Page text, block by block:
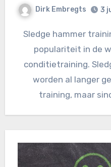
Dirk Embregts 3
Sledge hammer training wint razendsnel aan
populariteit in de
conditietraining.
worden al langer
training, maar